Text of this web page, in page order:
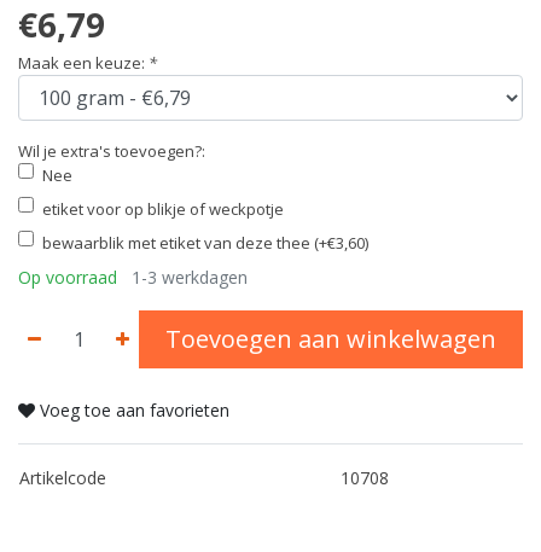
€6,79
Maak een keuze: *
Wil je extra's toevoegen?:
Nee
etiket voor op blikje of weckpotje
bewaarblik met etiket van deze thee (+€3,60)
Op voorraad 1-3 werkdagen
Toevoegen aan winkelwagen
Voeg toe aan favorieten
Artikelcode 10708